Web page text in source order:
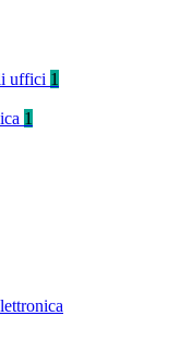
uffici 1
1